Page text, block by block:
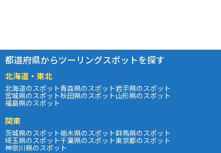
都道府県からツーリングスポットを探す
北海道・東北
北海道のスポット青森県のスポット岩手県のスポット
宮城県のスポット秋田県のスポット山形県のスポット
福島県のスポット
関東
茨城県のスポット栃木県のスポット群馬県のスポット
埼玉県のスポット千葉県のスポット東京都のスポット
神奈川県のスポット